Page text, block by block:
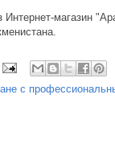
магазин
с